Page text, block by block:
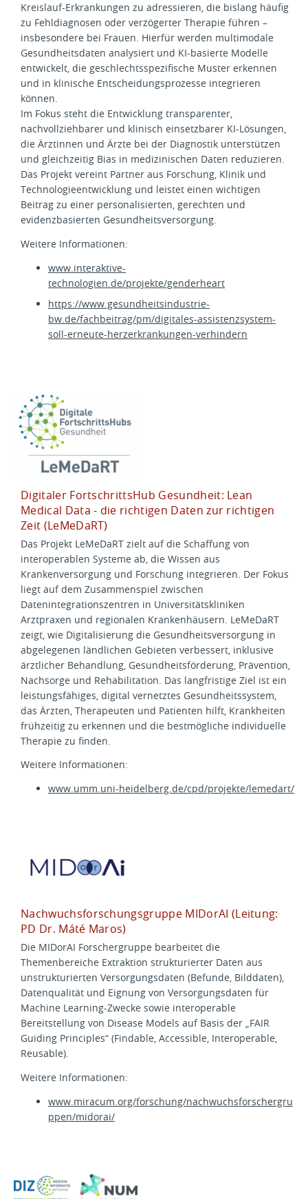
Kreislauf-Erkrankungen zu adressieren, die bislang häufig
zu Fehldiagnosen oder verzögerter Therapie führen –
insbesondere bei Frauen. Hierfür werden multimodale
Gesundheitsdaten analysiert und KI-basierte Modelle
entwickelt, die geschlechtsspezifische Muster erkennen
und in klinische Entscheidungsprozesse integrieren
können.
Im Fokus steht die Entwicklung transparenter,
nachvollziehbarer und klinisch einsetzbarer KI-Lösungen,
die Ärztinnen und Ärzte bei der Diagnostik unterstützen
und gleichzeitig Bias in medizinischen Daten reduzieren.
Das Projekt vereint Partner aus Forschung, Klinik und
Technologieentwicklung und leistet einen wichtigen
Beitrag zu einer personalisierten, gerechten und
evidenzbasierten Gesundheitsversorgung.
Weitere Informationen:
www.interaktive-
technologien.de/projekte/genderheart
https://www.gesundheitsindustrie-
bw.de/fachbeitrag/pm/digitales-assistenzsystem-
soll-erneute-herzerkrankungen-verhindern
Digitaler FortschrittsHub Gesundheit: Lean
Medical Data - die richtigen Daten zur richtigen
Zeit (LeMeDaRT)
Das Projekt LeMeDaRT zielt auf die Schaffung von
interoperablen Systeme ab, die Wissen aus
Krankenversorgung und Forschung integrieren. Der Fokus
liegt auf dem Zusammenspiel zwischen
Datenintegrationszentren in Universitätskliniken
Arztpraxen und regionalen Krankenhäusern. LeMeDaRT
zeigt, wie Digitalisierung die Gesundheitsversorgung in
abgelegenen ländlichen Gebieten verbessert, inklusive
ärztlicher Behandlung, Gesundheitsförderung, Prävention,
Nachsorge und Rehabilitation. Das langfristige Ziel ist ein
leistungsfähiges, digital vernetztes Gesundheitssystem,
das Ärzten, Therapeuten und Patienten hilft, Krankheiten
frühzeitig zu erkennen und die bestmögliche individuelle
Therapie zu finden.
Weitere Informationen:
www.umm.uni-heidelberg.de/cpd/projekte/lemedart/
Nachwuchsforschungsgruppe MIDorAI (Leitung:
PD Dr. Máté Maros)
Die MIDorAI Forschergruppe bearbeitet die
Themenbereiche Extraktion strukturierter Daten aus
unstrukturierten Versorgungsdaten (Befunde, Bilddaten),
Datenqualität und Eignung von Versorgungsdaten für
Machine Learning-Zwecke sowie interoperable
Bereitstellung von Disease Models auf Basis der „FAIR
Guiding Principles“ (Findable, Accessible, Interoperable,
Reusable).
Weitere Informationen:
www.miracum.org/forschung/nachwuchsforschergru
ppen/midorai/